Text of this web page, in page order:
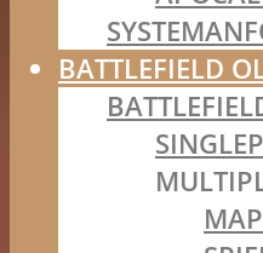
BATTLEFIELD